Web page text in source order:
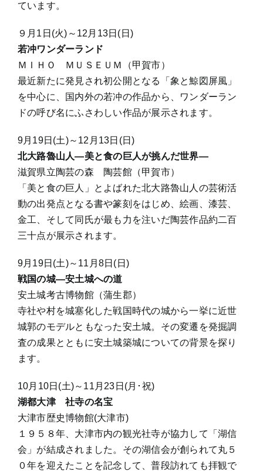
ています。
９月1日(火)～12月13日(日)
若冲ワンダーランド
ＭＩＨＯ ＭＵＳＥＵＭ（甲賀市）
最近新たに発見され初公開となる「象と鯨図屏風」
を中心に、国内外の若冲の作品から、ワンダーラン
ドの呼び名にふさわしい作品が展示されます。
9月19日(土)～12月13日(日)
北大路魯山人―美と食の巨人が挑んだ世界―
滋賀県立陶芸の森 陶芸館（甲賀市）
「美と食の巨人」とよばれた北大路魯山人の芸術活
動の出発点となる書や篆刻をはじめ、絵画、漆芸、
金工、そして同氏が最も力を注いだ陶芸作品約二百
三十点が展示されます。
9月19日(土)～11月8日(日)
戦国の城―安土城への道
安土城考古博物館（蒲生郡）
寺社や村を城塞化した戦国時代の城から一挙に近世
城郭のモデルともなった安土城。その変遷を発掘調
査の成果とともに安土城築城についての背景を探り
ます。
10月10日(土)～11月23日(月･祝)
湖都大津 社寺の名宝
大津市歴史博物館(大津市)
１９５８年、大津市内の観光社寺が協力して「湖信
会」が結成されました。その湖信会が創られて丸５
０年を迎えたことを記念して、普段訪れても拝観で